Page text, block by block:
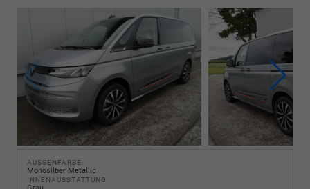
AUSSENFARBE
Monosilber Metallic
INNENAUSSTATTUNG